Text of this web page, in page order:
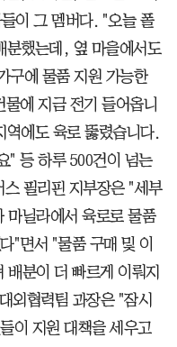
이 그 멤버다. "오늘 폴
분했는데, 옆 마을에서도
구에 물품 지원 가능한
에 지금 전기 들어옵니
에도 육로 뚫렸습니다.
" 등 하루 500건이 넘는
필리핀 지부장은 "세부
마닐라에서 육로로 물품
"면서 "물품 구매 및 이
분이 더 빠르게 이뤄지
외협력팀 과장은 "잠시
이 지원 대책을 세우고